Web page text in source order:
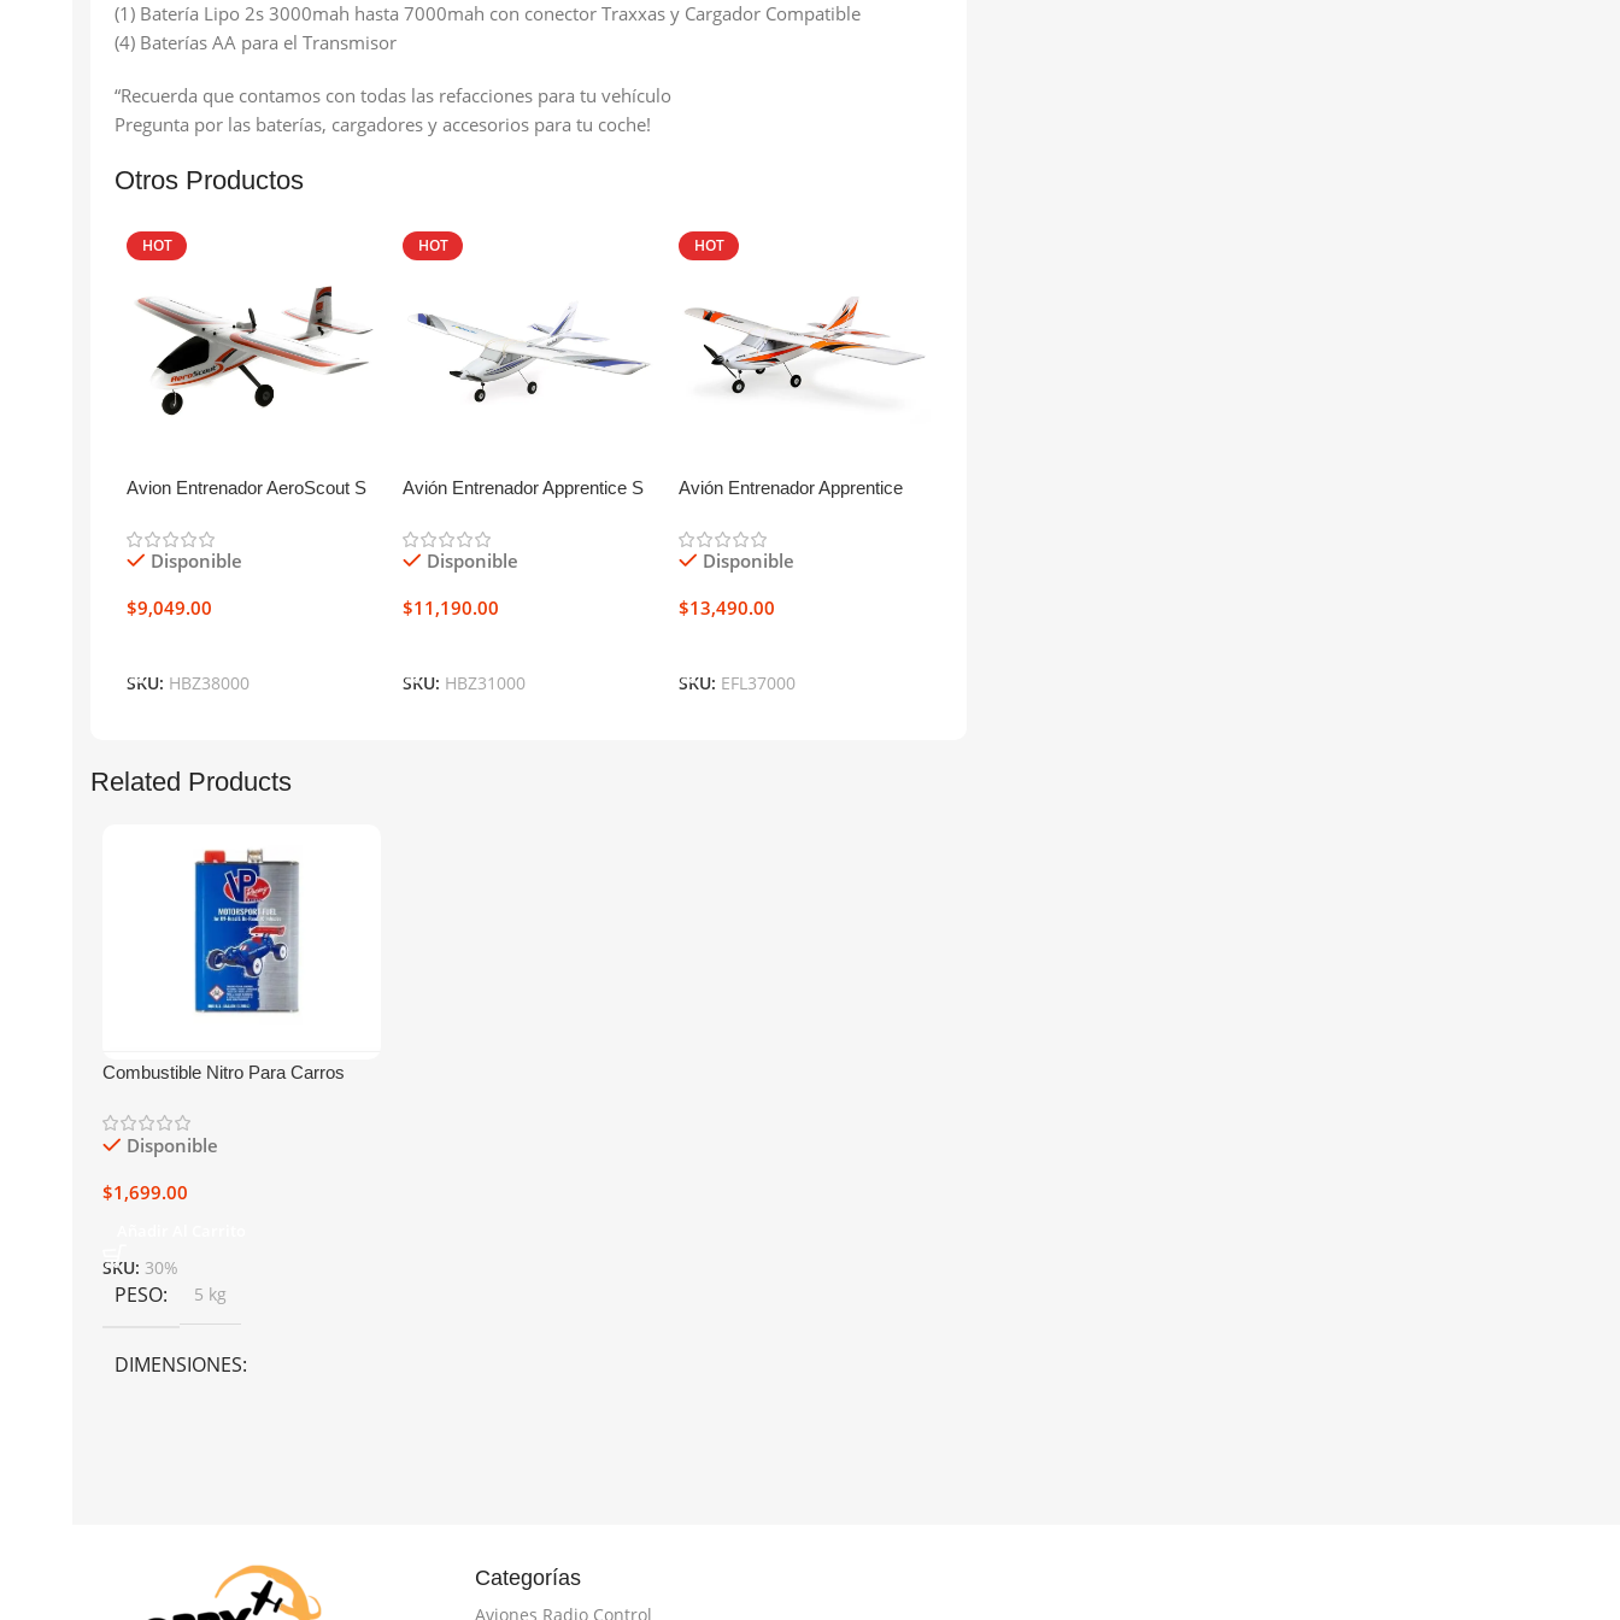
(1) Batería Lipo 2s 3000mah hasta 7000mah con conector Traxxas y Cargador Compatible
(4) Baterías AA para el Transmisor
“Recuerda que contamos con todas las refacciones para tu vehículo
Pregunta por las baterías, cargadores y accesorios para tu coche!
Otros Productos
HOT
Avion Entrenador AeroScout S
Disponible
$9,049.00
SKU: HBZ38000
HOT
Avión Entrenador Apprentice S
Disponible
$11,190.00
SKU: HBZ31000
HOT
Avión Entrenador Apprentice
Disponible
$13,490.00
SKU: EFL37000
Related Products
Combustible Nitro Para Carros
Disponible
$1,699.00
SKU: 30%
PESO 5 kg
DIMENSIONES
Categorías
Aviones Radio Control